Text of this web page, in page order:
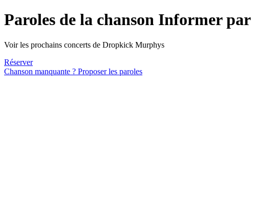
Paroles de la chanson Informer par
Voir les prochains concerts de Dropkick Murphys
Réserver
Chanson manquante ? Proposer les paroles